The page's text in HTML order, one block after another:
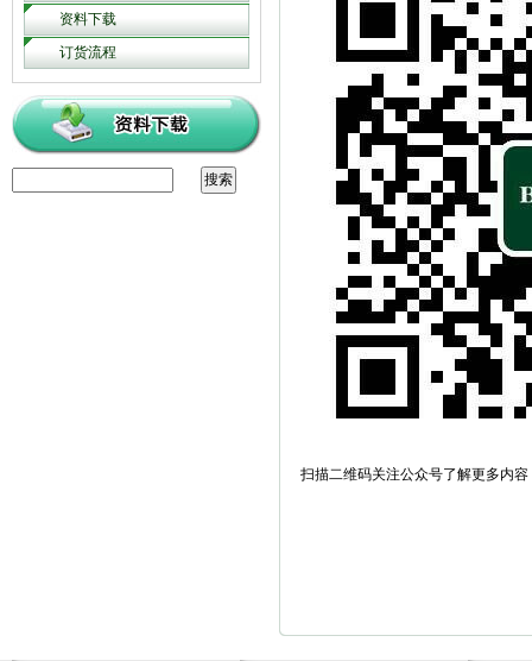
资料下载
订货流程
扫描二维码关注公众号了解更多内容